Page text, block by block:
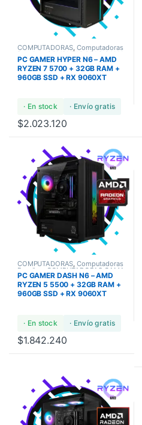
COMPUTADORAS,Computadoras
COMPUTADORAS GAMA
ULTRA
PC GAMER HYPER N6 – AMD
RYZEN 7 5700 + 32GB RAM +
960GB SSD + RX 9060XT
· En stock · Envío gratis
$2.023.120
COMPUTADORAS,Computadoras
Bundles COMPUTADORAS GAMA
ULTRA
PC GAMER DASH N6 – AMD
RYZEN 5 5500 + 32GB RAM +
960GB SSD + RX 9060XT
· En stock · Envío gratis
$1.842.240